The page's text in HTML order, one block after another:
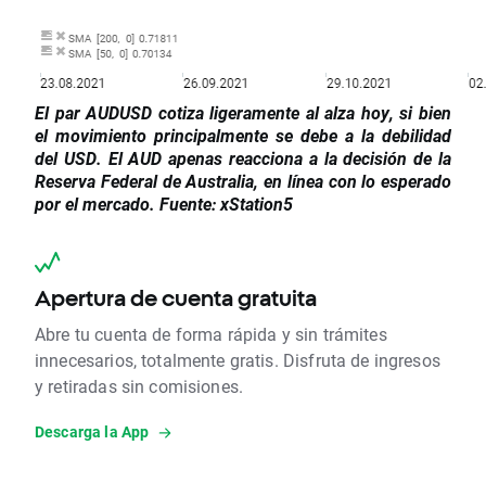
El par AUDUSD cotiza ligeramente al alza hoy, si bien
el movimiento principalmente se debe a la debilidad
del USD. El AUD apenas reacciona a la decisión de la
Reserva Federal de Australia, en línea con lo esperado
por el mercado. Fuente: xStation5
Apertura de cuenta gratuita
Abre tu cuenta de forma rápida y sin trámites
innecesarios, totalmente gratis. Disfruta de ingresos
y retiradas sin comisiones.
Descarga la App